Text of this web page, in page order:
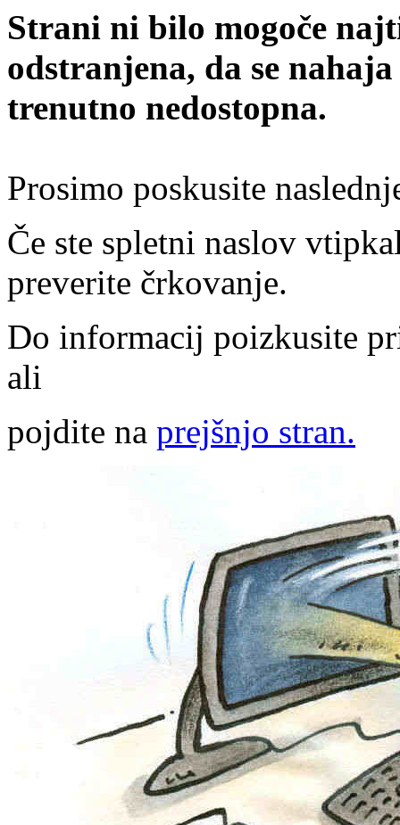
Strani ni bilo mogoče
odstranjena, da se
trenutno nedostopna.
Prosimo poskusite
Če ste spletni naslov
preverite črkovanje.
Do informacij poizkusite
ali
pojdite na prejšnjo stran.